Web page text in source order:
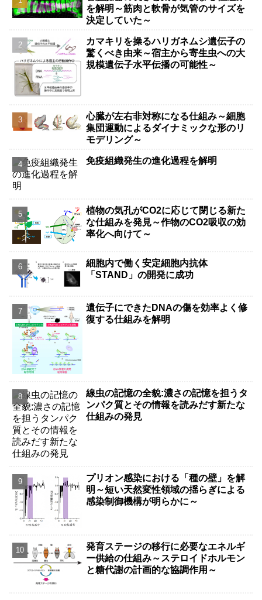
を解明～筋肉と軟骨が気管のサイズを
決定していた～
カマキリを操るハリガネムシ遺伝子の
驚くべき由来～宿主から寄生虫への大
規模遺伝子水平伝播の可能性～
心臓が左右非対称になる仕組み～細胞
集団運動によるダイナミックな形のリ
モデリング～
免疫組織発生の進化過程を解明
植物の気孔がCO2に応じて閉じる新た
な仕組みを発見～作物のCO2吸収の効
率化へ向けて～
細胞内で働く安定細胞内抗体
「STAND」の開発に成功
遺伝子にできたDNAの傷を効率よく修
復する仕組みを解明
線虫の記憶の全貌:濃さの記憶を担うタ
ンパク質とその情報を読みだす新たな
仕組みの発見
プリオン感染における「種の壁」を解
明～短い天然変性領域の揺らぎによる
感染制御機構が明らかに～
発育ステージの移行に必要なエネルギ
ー供給の仕組み～ステロイドホルモン
と糖代謝の計画的な協調作用～